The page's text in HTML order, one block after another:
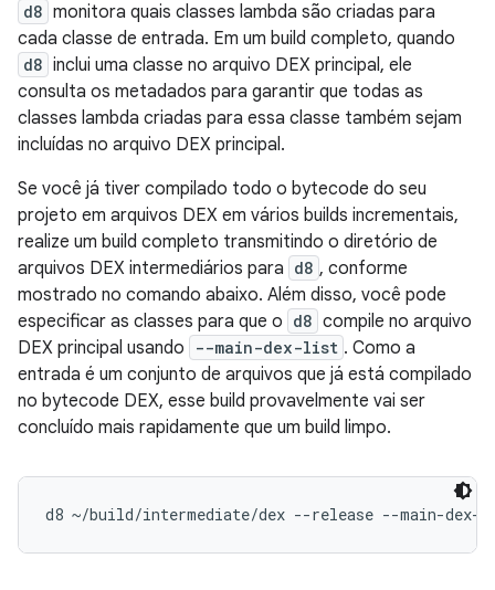
d8 monitora quais classes lambda são criadas para
cada classe de entrada. Em um build completo, quando
d8 inclui uma classe no arquivo DEX principal, ele
consulta os metadados para garantir que todas as
classes lambda criadas para essa classe também sejam
incluídas no arquivo DEX principal.
Se você já tiver compilado todo o bytecode do seu
projeto em arquivos DEX em vários builds incrementais,
realize um build completo transmitindo o diretório de
arquivos DEX intermediários para d8 , conforme
mostrado no comando abaixo. Além disso, você pode
especificar as classes para que o d8 compile no arquivo
DEX principal usando
--main-dex-list . Como a
entrada é um conjunto de arquivos que já está compilado
no bytecode DEX, esse build provavelmente vai ser
concluído mais rapidamente que um build limpo.